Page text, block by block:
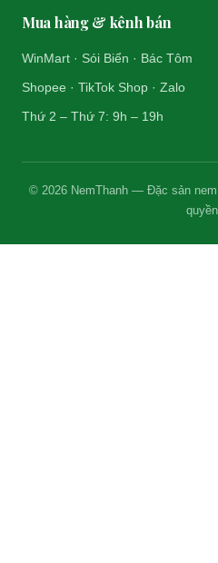
Mua hàng & kênh bán
WinMart · Sói Biển · Bác Tôm
Shopee · TikTok Shop · Zalo
Thứ 2 – Thứ 7: 9h – 19h
© 2026 NemThanh — Đặc sản